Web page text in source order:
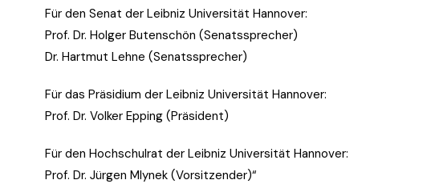
Für den Senat der Leibniz Universität Hannover:
Prof. Dr. Holger Butenschön (Senatssprecher)
Dr. Hartmut Lehne (Senatssprecher)
Für das Präsidium der Leibniz Universität Hannover:
Prof. Dr. Volker Epping (Präsident)
Für den Hochschulrat der Leibniz Universität Hannover:
Prof. Dr. Jürgen Mlynek (Vorsitzender)“